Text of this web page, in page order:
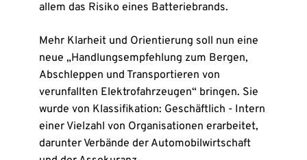
allem das Risiko eines Batteriebrands.
Mehr Klarheit und Orientierung soll nun eine
neue „Handlungsempfehlung zum Bergen,
Abschleppen und Transportieren von
verunfallten Elektrofahrzeugen“ bringen. Sie
wurde von Klassifikation: Geschäftlich - Intern
einer Vielzahl von Organisationen erarbeitet,
darunter Verbände der Automobilwirtschaft